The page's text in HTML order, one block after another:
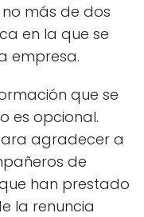
más de dos
en la que se
empresa.
que se
es opcional.
agradecer a
de
han prestado
la renuncia